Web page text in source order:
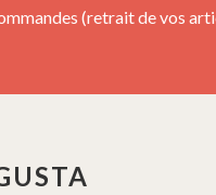
(retrait de vos